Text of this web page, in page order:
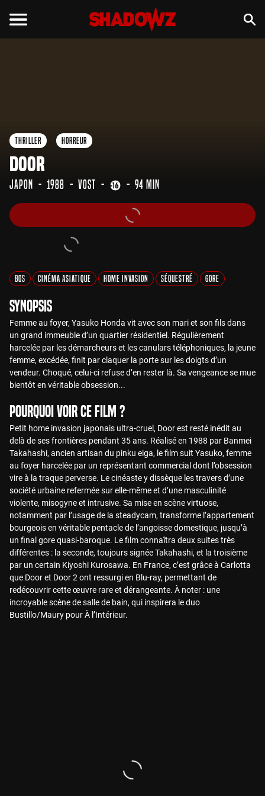
Thriller Horreur
Door
Japon 1988 VOST 94 min
80s Cinéma Asiatique Home Invasion Séquestré Gore
Synopsis
Femme au foyer, Yasuko Honda vit avec son mari et son fils dans
un grand immeuble d’un quartier résidentiel. Régulièrement
harcelée par les démarcheurs et les canulars téléphoniques, la jeune
femme, excédée, finit par claquer la porte sur les doigts d’un
vendeur. Choqué, celui-ci refuse d’en rester là. Sa vengeance se mue
bientôt en véritable obsession...
Pourquoi voir ce film ?
Petit home invasion japonais ultra-cruel, Door est resté inédit au
delà de ses frontières pendant 35 ans. Réalisé en 1988 par Banmei
Takahashi, ancien artisan du pinku eiga, le film suit Yasuko, femme
au foyer harcelée par un représentant commercial dont l’obsession
vire à la traque perverse. Le cinéaste y dissèque les travers d’une
société urbaine refermée sur elle-même et d’une masculinité
violente, misogyne et intrusive. Sa mise en scène virtuose,
notamment par l’usage de la steadycam, transforme l’appartement
bourgeois en véritable pentacle de l’angoisse domestique, jusqu’à
un final gore quasi-baroque. Le film connaîtra deux suites très
différentes : la seconde, toujours signée Takahashi, et la troisième
par un certain Kiyoshi Kurosawa. En France, c’est grâce à Carlotta
que Door et Door 2 ont ressurgi en Blu-ray, permettant de
redécouvrir cette œuvre rare et dérangeante. À noter : une
incroyable scène de salle de bain, qui inspirera le duo
Bustillo/Maury pour À l’Intérieur.